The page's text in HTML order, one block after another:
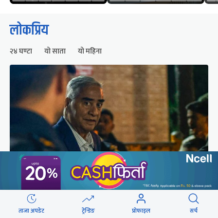
लोकप्रिय
२४ घण्टा यो साता यो महिना
शेरबहादुर देउवा स्वदेश फर्किने समय परिवर्तन
ताजा अपडेट ट्रेन्डिङ प्रोफाइल सर्च